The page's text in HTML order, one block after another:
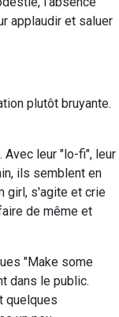
applaudir et saluer
plutôt bruyante.
Avec leur "lo-fi", leur
ils semblent en
girl, s'agite et crie
de même et
"Make some
dans le public.
quelques